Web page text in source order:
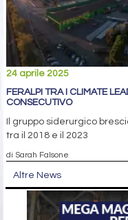
24 aprile 2025
FERALPI TRA I CLIMATE
CONSECUTIVO
Il gruppo siderurgico
tra il 2018 e il 2023
di Sarah Falsone
Altre News